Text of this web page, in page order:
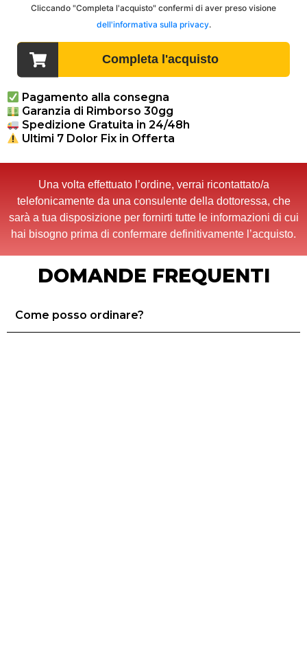
Pagamento alla consegna
Garanzia di Rimborso 30gg
Spedizione Gratuita in 24/48h
Ultimi 7 Dolor Fix in Offerta
Una volta effettuato l’ordine, verrai ricontattato/a
telefonicamente da una consulente della dottoressa, che
sarà a tua disposizione per fornirti tutte le informazioni di cui
hai bisogno prima di confermare definitivamente l’acquisto.
DOMANDE FREQUENTI
Come posso ordinare?